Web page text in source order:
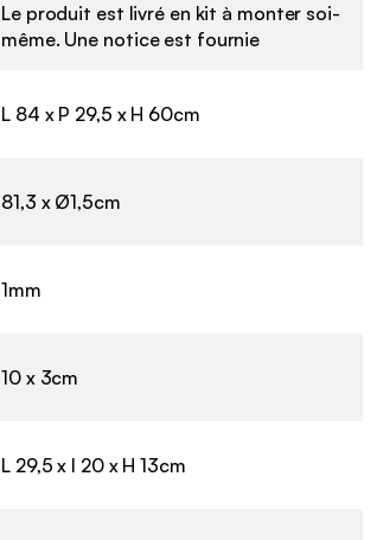
Le produit est livré en kit à monter soi-
même. Une notice est fournie
L 84 x P 29,5 x H 60cm
81,3 x Ø1,5cm
1mm
10 x 3cm
L 29,5 x l 20 x H 13cm